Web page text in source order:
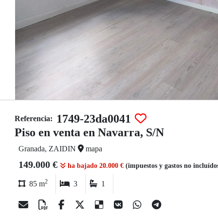
Referencia:
1749-23da0041
Piso en venta en Navarra, S/N
Granada, ZAIDIN mapa
149.000 € ha bajado 20.000 € (impuestos y gastos no
85 m2 3 1